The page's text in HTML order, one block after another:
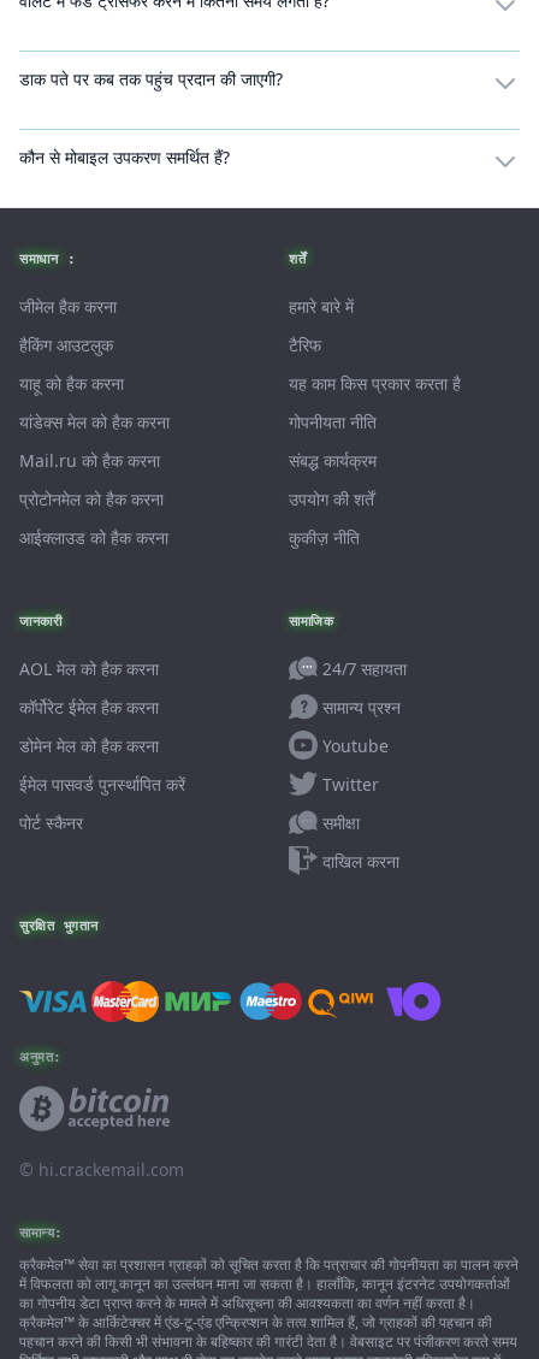
डाक पते पर कब तक पहुंच प्रदान की जाएगी?
कौन से मोबाइल उपकरण समर्थित हैं?
समाधान :
जीमेल हैक करना
हैकिंग आउटलुक
याहू को हैक करना
यांडेक्स मेल को हैक करना
Mail.ru को हैक करना
प्रोटोनमेल को हैक करना
आईक्लाउड को हैक करना
जानकारी
AOL मेल को हैक करना
कॉर्पोरेट ईमेल हैक करना
डोमेन मेल को हैक करना
ईमेल पासवर्ड पुनर्स्थापित करें
पोर्ट स्कैनर
शर्तें
हमारे बारे में
टैरिफ
यह काम किस प्रकार करता है
गोपनीयता नीति
संबद्ध कार्यक्रम
उपयोग की शर्तें
कुकीज़ नीति
सामाजिक
24/7 सहायता
सामान्य प्रश्न
Youtube
Twitter
समीक्षा
दाखिल करना
सुरक्षित भुगतान
अनुमत:
© ‌hi.crackemail.com
सामान्य:
क्रैकमेल™ सेवा का प्रशासन ग्राहकों को सूचित करता है कि पत्राचार की गोपनीयता का पालन करने
में विफलता को लागू कानून का उल्लंघन माना जा सकता है। हालाँकि, कानून इंटरनेट उपयोगकर्ताओं
का गोपनीय डेटा प्राप्त करने के मामले में अधिसूचना की आवश्यकता का वर्णन नहीं करता है।
क्रैकमेल™ के आर्किटेक्चर में एंड-टू-एंड एन्क्रिप्शन के तत्व शामिल हैं, जो ग्राहकों की पहचान की
पहचान करने की किसी भी संभावना के बहिष्कार की गारंटी देता है। वेबसाइट पर पंजीकरण करते समय